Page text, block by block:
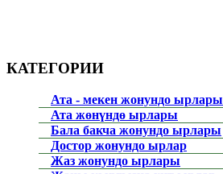
КАТЕГОРИИ
Ата - мекен жонундо ырлары
Ата жөнүндө ырлары
Бала бакча жонундо ырлары
Достор жонундо ырлар
Жаз жонундо ырлары